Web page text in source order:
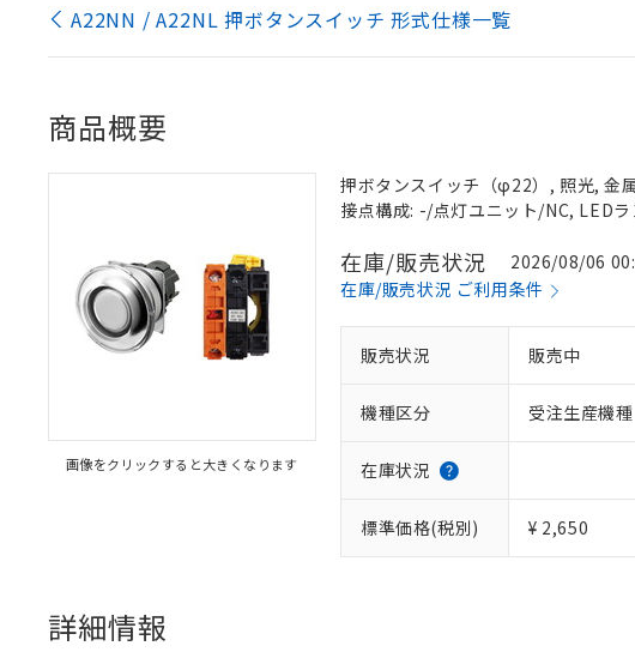
A22NN / A22NL 押ボタンスイッチ 形式仕様一覧
商品概要
画像をクリックすると大きくなります
押ボタンスイッチ（φ22）, 照光, 金
接点構成: -/点灯ユニット/NC, LED
在庫/販売状況
2026/08/06
在庫/販売状況 ご利用条件
販売状況 販売中
機種区分 受注生産機種
在庫状況
標準価格(税別) ¥ 2,650
詳細情報